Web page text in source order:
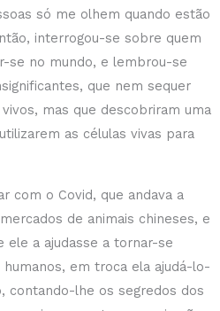
só me olhem quando estão
interrogou-se sobre quem
se no mundo, e lembrou-se
que nem sequer
mas que descobriram uma
as células vivas para
com o Covid, que andava a
de animais chineses, e
ele a ajudasse a tornar-se
em troca ela ajudá-lo-
contando-lhe os segredos dos